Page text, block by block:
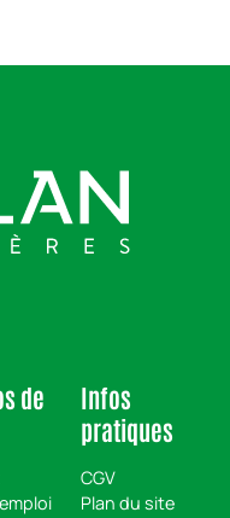
de
Infos
pratiques
CGV
Plan du site